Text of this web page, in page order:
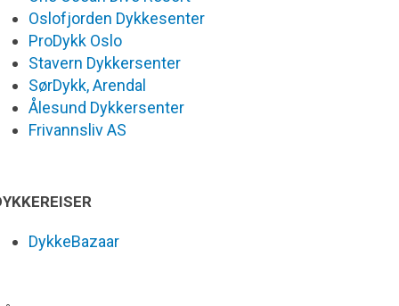
Oslofjorden Dykkesenter
ProDykk Oslo
Stavern Dykkersenter
SørDykk, Arendal
Ålesund Dykkersenter
Frivannsliv AS
DykkeBazaar